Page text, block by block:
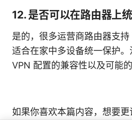
12. 是否可以在路由器上
是的，很多运营商路由器支持
适合在家中多设备统一保护
VPN 配置的兼容性以及可能的
如果你喜欢本篇内容，想要